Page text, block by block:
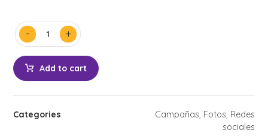
- +
Add to cart
Categories Campañas, Fotos, Redes
sociales